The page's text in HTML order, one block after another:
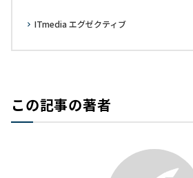
ITmedia エグゼクティブ
この記事の著者